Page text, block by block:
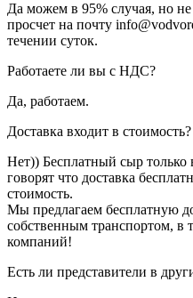
Да можем в 95% случая, но
просчет на почту
течении суток.
Работаете ли вы с НДС?
Да, работаем.
Доставка входит в стоимость?
Нет)) Бесплатный сыр
говорят что доставка
стоимость.
Мы предлагаем бесплатную
собственным транспортом, в
компаний!
Есть ли представители в